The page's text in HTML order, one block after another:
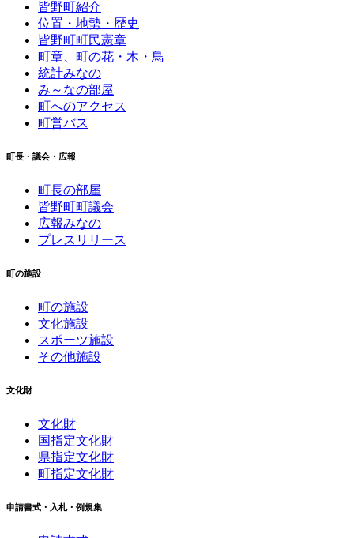
皆野町紹介
位置・地勢・歴史
皆野町町民憲章
町章、町の花・木・鳥
統計みなの
み～なの部屋
町へのアクセス
町営バス
町長・議会・広報
町長の部屋
皆野町町議会
広報みなの
プレスリリース
町の施設
町の施設
文化施設
スポーツ施設
その他施設
文化財
文化財
国指定文化財
県指定文化財
町指定文化財
申請書式・入札・例規集